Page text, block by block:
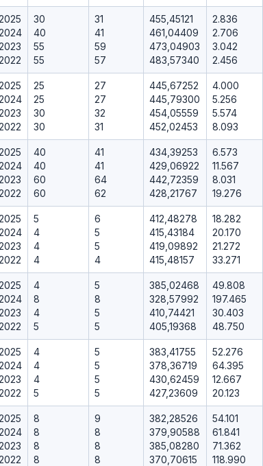
30
40
55
55
31
41
59
57
455,45121
461,04409
473,04903
483,57340
2.836
2.706
3.042
2.456
25
25
30
30
27
27
32
31
445,67252
445,79300
454,05559
452,02453
4.000
5.256
5.574
8.093
40
40
60
60
41
41
64
62
434,39253
429,06922
442,72359
428,21767
6.573
11.567
8.031
19.276
5
4
4
4
6
5
5
4
412,48278
415,43184
419,09892
415,48157
18.282
20.170
21.272
33.271
4
8
4
5
5
8
5
5
385,02468
328,57992
410,74421
405,19368
49.808
197.465
30.403
48.750
4
4
4
5
5
5
5
5
383,41755
378,36719
430,62459
427,23609
52.276
64.395
12.667
20.123
8
8
8
8
9
8
8
8
382,28526
379,90588
385,08280
370,70615
54.101
61.841
71.362
118.990